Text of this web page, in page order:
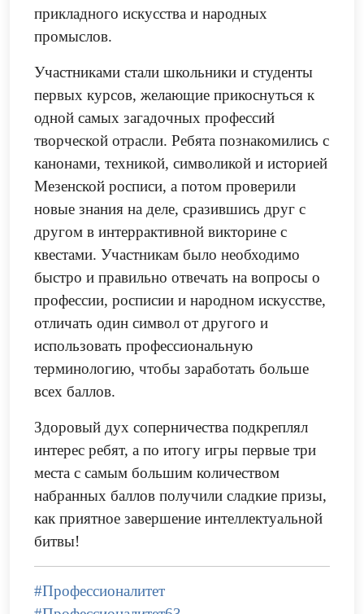
прикладного искусства и народных
промыслов.
Участниками стали школьники и студенты
первых курсов, желающие прикоснуться к
одной самых загадочных профессий
творческой отрасли. Ребята познакомились с
канонами, техникой, символикой и историей
Мезенской росписи, а потом проверили
новые знания на деле, сразившись друг с
другом в интеррактивной викторине с
квестами. Участникам было необходимо
быстро и правильно отвечать на вопросы о
профессии, росписии и народном искусстве,
отличать один символ от другого и
использовать профессиональную
терминологию, чтобы заработать больше
всех баллов.
Здоровый дух соперничества подкреплял
интерес ребят, а по итогу игры первые три
места с самым большим количеством
набранных баллов получили сладкие призы,
как приятное завершение интеллектуальной
битвы!
#Профессионалитет